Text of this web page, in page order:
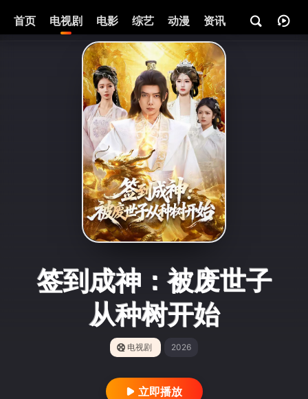
首页 电视剧 电影 综艺 动漫 资讯
签到成神：被废世子
从种树开始
电视剧 2026
立即播放